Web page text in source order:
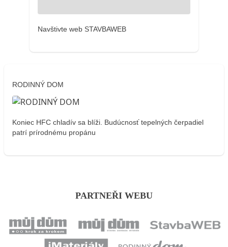
Navštivte web STAVBAWEB
RODINNÝ DOM
Koniec HFC chladív sa blíži. Budúcnosť tepelných čerpadiel
patrí prírodnému propánu
PARTNEŘI WEBU